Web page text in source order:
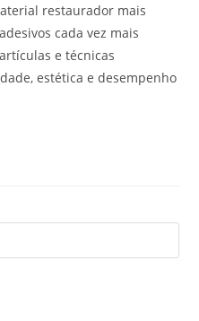
restaurador mais
cada vez mais
e técnicas
estética e desempenho